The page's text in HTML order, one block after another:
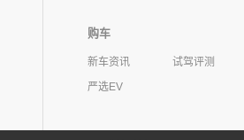
购车
新车资讯
试驾评测
严选EV